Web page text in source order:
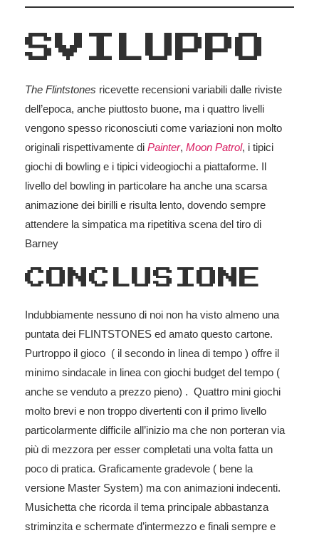
SVILUPPO
The Flintstones ricevette recensioni variabili dalle riviste
dell’epoca, anche piuttosto buone, ma i quattro livelli
vengono spesso riconosciuti come variazioni non molto
originali rispettivamente di Painter, Moon Patrol, i tipici
giochi di bowling e i tipici videogiochi a piattaforme. Il
livello del bowling in particolare ha anche una scarsa
animazione dei birilli e risulta lento, dovendo sempre
attendere la simpatica ma ripetitiva scena del tiro di
Barney
CONCLUSIONE
Indubbiamente nessuno di noi non ha visto almeno una
puntata dei FLINTSTONES ed amato questo cartone.
Purtroppo il gioco ( il secondo in linea di tempo ) offre il
minimo sindacale in linea con giochi budget del tempo (
anche se venduto a prezzo pieno) . Quattro mini giochi
molto brevi e non troppo divertenti con il primo livello
particolarmente difficile all’inizio ma che non porteran via
più di mezzora per esser completati una volta fatta un
poco di pratica. Graficamente gradevole ( bene la
versione Master System) ma con animazioni indecenti.
Musichetta che ricorda il tema principale abbastanza
striminzita e schermate d’intermezzo e finali sempre e